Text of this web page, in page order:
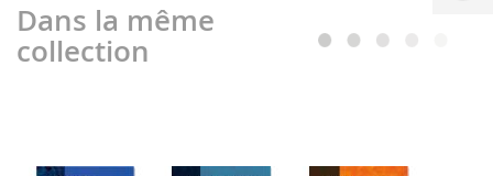
Dans la même
collection